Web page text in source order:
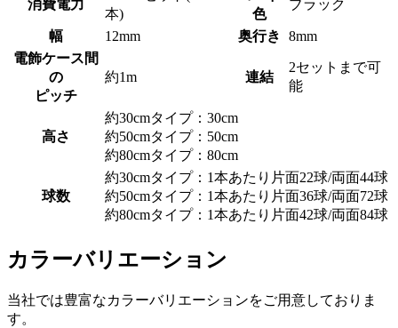
消費電力
本)
色
ブラック
幅 12mm 奥行き
8mm
電飾ケース間
の
ピッチ
約1m 連結
2セットまで可
能
高さ
約30cmタイプ：30cm
約50cmタイプ：50cm
約80cmタイプ：80cm
球数
約30cmタイプ：1本あたり片面22球/両面44球
約50cmタイプ：1本あたり片面36球/両面72球
約80cmタイプ：1本あたり片面42球/両面84球
カラーバリエーション
当社では豊富なカラーバリエーションをご用意しておりま
す。